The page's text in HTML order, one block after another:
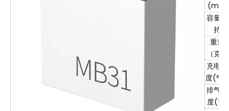
(mΩ)
容量保
持
重量
（克）
充电温
度(°C)
排气温
度(℃)